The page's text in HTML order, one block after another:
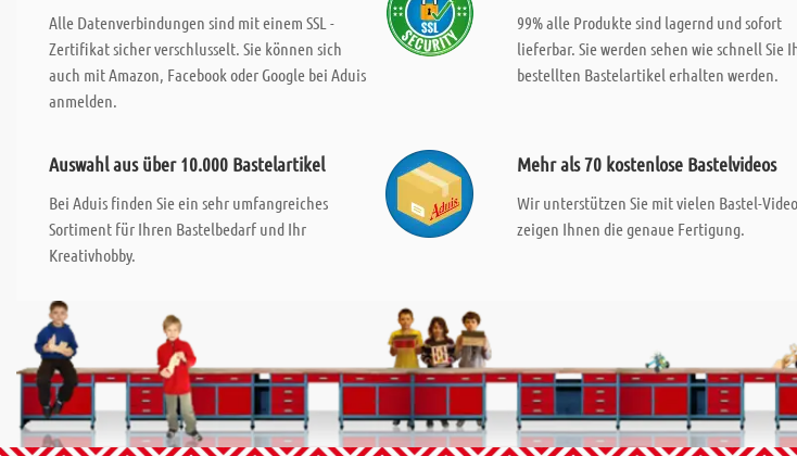
Alle Datenverbindungen sind mit einem SSL -
Zertifikat sicher verschlusselt. Sie können sich
auch mit Amazon, Facebook oder Google bei Aduis
anmelden.
99% alle Produkte sind lagernd und sofort
lieferbar. Sie werden sehen wie schnell Sie
bestellten Bastelartikel erhalten werden.
Auswahl aus über 10.000 Bastelartikel
Bei Aduis finden Sie ein sehr umfangreiches
Sortiment für Ihren Bastelbedarf und Ihr
Kreativhobby.
Mehr als 70 kostenlose Bastelvideos
Wir unterstützen Sie mit vielen Bastel-
zeigen Ihnen die genaue Fertigung.